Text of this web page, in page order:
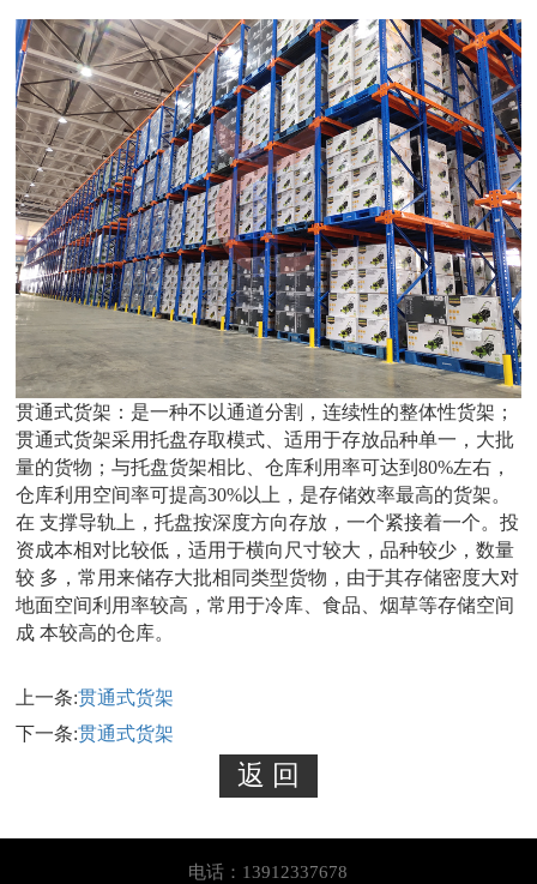
贯通式货架：是一种不以通道分割，连续性的整体性货架；
贯通式货架采用托盘存取模式、适用于存放品种单一，大批
量的货物；与托盘货架相比、仓库利用率可达到80%左右，
仓库利用空间率可提高30%以上，是存储效率最高的货架。
在 支撑导轨上，托盘按深度方向存放，一个紧接着一个。投
资成本相对比较低，适用于横向尺寸较大，品种较少，数量
较 多，常用来储存大批相同类型货物，由于其存储密度大对
地面空间利用率较高，常用于冷库、食品、烟草等存储空间
成 本较高的仓库。
上一条:贯通式货架
下一条:贯通式货架
电话：13912337678